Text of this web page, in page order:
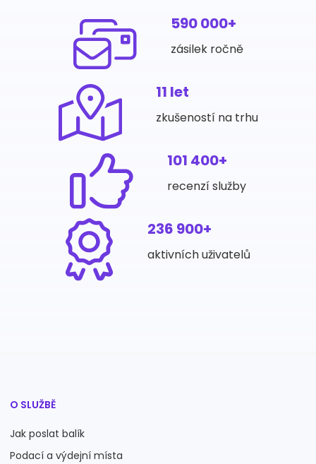
590 000+
zásilek ročně
11 let
zkušeností na trhu
101 400+
recenzí služby
236 900+
aktivních uživatelů
O SLUŽBĚ
Jak poslat balík
Podací a výdejní místa